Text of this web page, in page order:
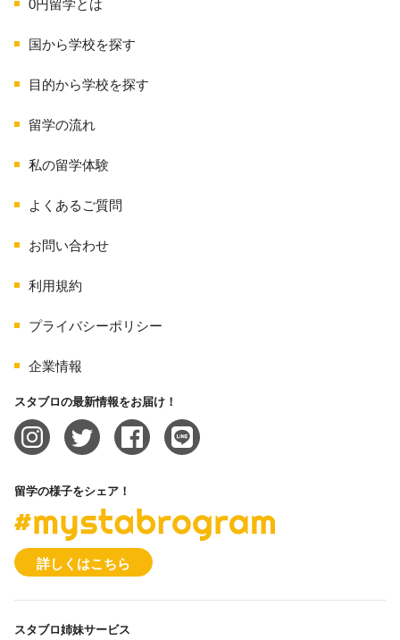
0円留学とは
国から学校を探す
目的から学校を探す
留学の流れ
私の留学体験
よくあるご質問
お問い合わせ
利用規約
プライバシーポリシー
企業情報
スタブロの最新情報をお届け！
留学の様子をシェア！
詳しくはこちら
スタブロ姉妹サービス